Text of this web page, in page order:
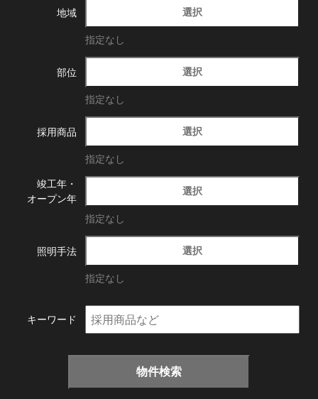
地域 選択
指定なし
部位 選択
指定なし
採用商品 選択
指定なし
竣工年・
オープン年
選択
指定なし
照明手法 選択
指定なし
キーワード
物件検索